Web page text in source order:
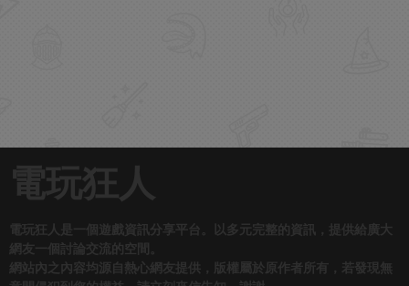
電玩狂人
電玩狂人是一個遊戲資訊分享平台。以多元完整的資訊，提供給廣大
網友一個討論交流的空間。
網站內之內容均源自熱心網友提供，版權屬於原作者所有，若發現無